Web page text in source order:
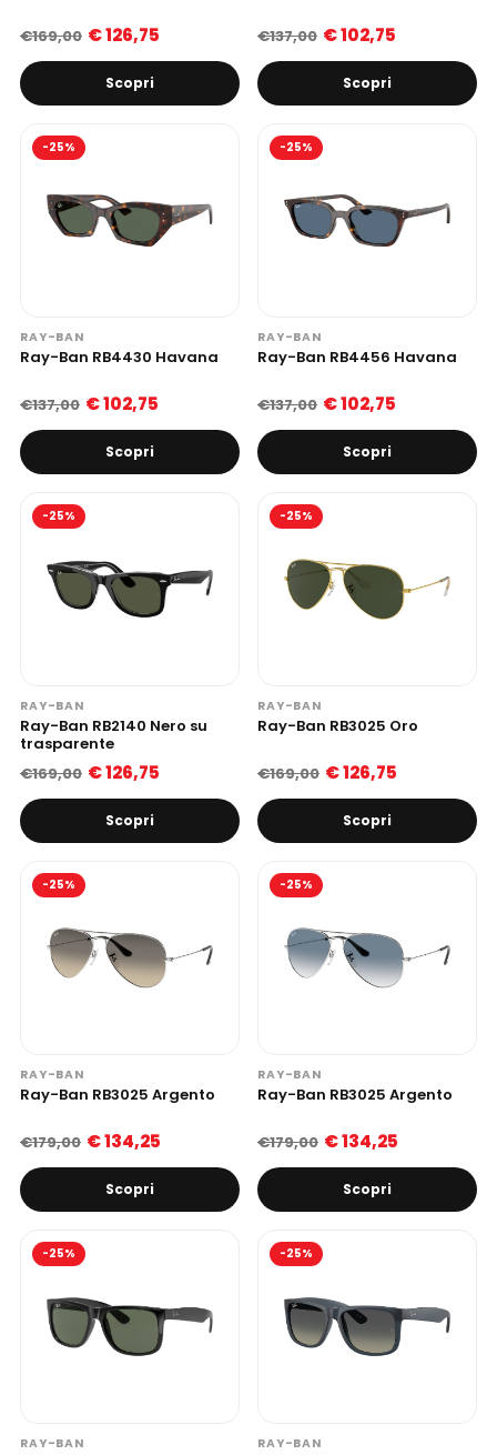
€169,00 € 126,75
Scopri
€137,00 € 102,75
Scopri
-25%
RAY-BAN
Ray-Ban RB4430 Havana
€137,00 € 102,75
Scopri
-25%
RAY-BAN
Ray-Ban RB4456 Havana
€137,00 € 102,75
Scopri
-25%
RAY-BAN
Ray-Ban RB2140 Nero su
trasparente
€169,00 € 126,75
Scopri
-25%
RAY-BAN
Ray-Ban RB3025 Oro
€169,00 € 126,75
Scopri
-25%
RAY-BAN
Ray-Ban RB3025 Argento
€179,00 € 134,25
Scopri
-25%
RAY-BAN
Ray-Ban RB3025 Argento
€179,00 € 134,25
Scopri
-25%
RAY-BAN
-25%
RAY-BAN